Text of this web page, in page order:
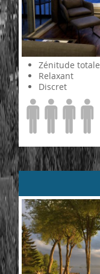
Zénitude totale
Relaxant
Discret